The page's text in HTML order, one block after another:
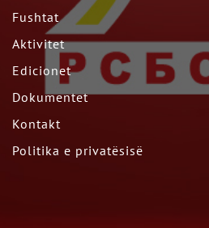
Fushtat
Aktivitet
Edicionet
Dokumentet
Kontakt
Politika e privatësisë